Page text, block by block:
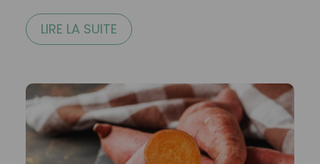
LIRE LA SUITE